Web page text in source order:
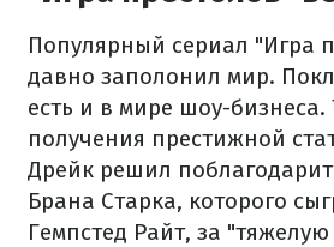
Популярный сериал "Игра
давно заполонил мир.
есть и в мире шоу-бизнеса.
получения престижной
Дрейк решил
Брана Старка, которого
Гемпстед Райт, за "тяжелую